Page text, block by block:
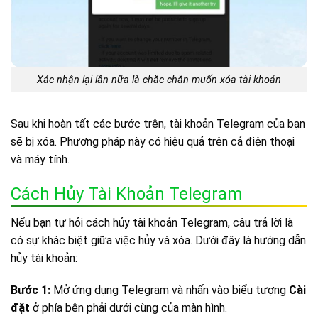
Xác nhận lại lần nữa là chắc chắn muốn xóa tài khoản
Sau khi hoàn tất các bước trên, tài khoản Telegram của bạn
sẽ bị xóa. Phương pháp này có hiệu quả trên cả điện thoại
và máy tính.
Cách Hủy Tài Khoản Telegram
Nếu bạn tự hỏi cách hủy tài khoản Telegram, câu trả lời là
có sự khác biệt giữa việc hủy và xóa. Dưới đây là hướng dẫn
hủy tài khoản:
Bước 1: Mở ứng dụng Telegram và nhấn vào biểu tượng Cài
đặt ở phía bên phải dưới cùng của màn hình.